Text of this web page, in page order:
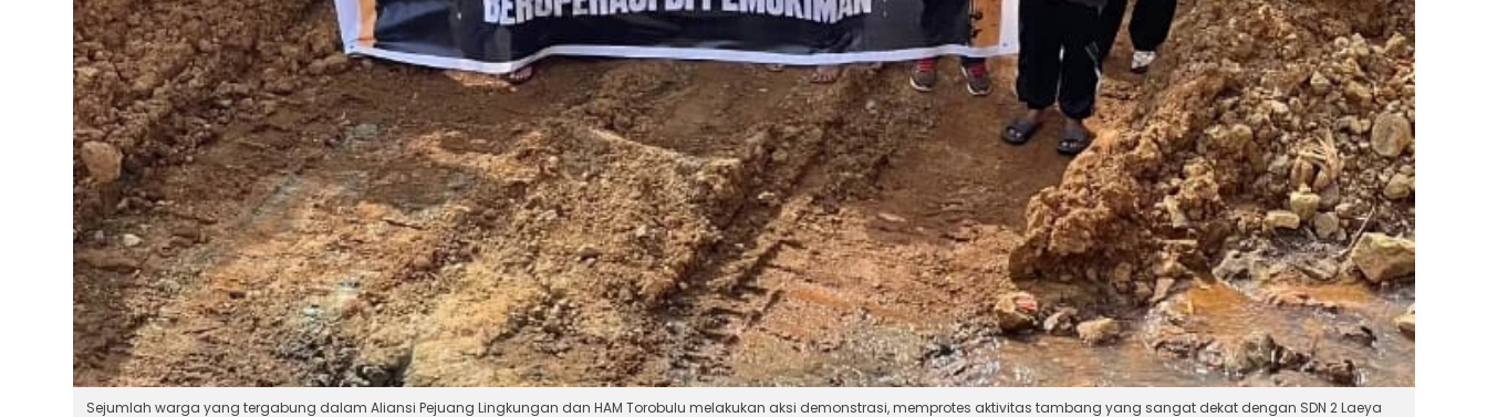
Sejumlah warga yang tergabung dalam Aliansi Pejuang Lingkungan dan HAM Torobulu melakukan aksi demonstrasi, memprotes aktivitas tambang yang sangat dekat dengan SDN 2 Laeya